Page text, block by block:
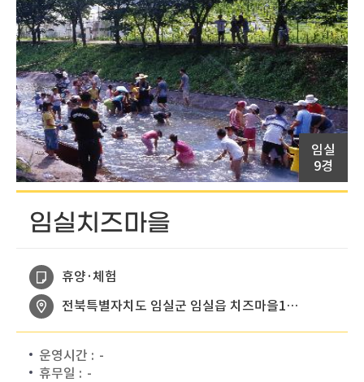
임실
9경
임실치즈마을
휴양·체험
전북특별자치도 임실군 임실읍 치즈마을1길 4
운영시간 : -
휴무일 : -